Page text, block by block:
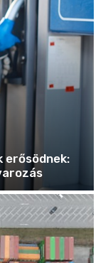
erősödnek: